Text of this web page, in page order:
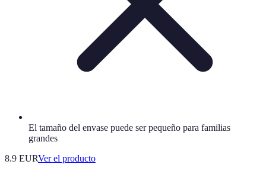
El tamaño del envase puede ser pequeño para familias
grandes
8.9 EURVer el producto